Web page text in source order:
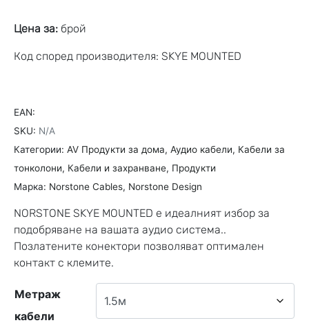
Цена за: брой
Код според производителя: SKYE MOUNTED
EAN:
SKU: N/A
Категории: AV Продукти за дома, Аудио кабели, Кабели за
тонколони, Кабели и захранване, Продукти
Марка: Norstone Cables, Norstone Design
NORSTONE SKYE MOUNTED е идеалният избор за
подобряване на вашата аудио система..
Позлатените конектори позволяват оптимален
контакт с клемите.
Метраж
кабели